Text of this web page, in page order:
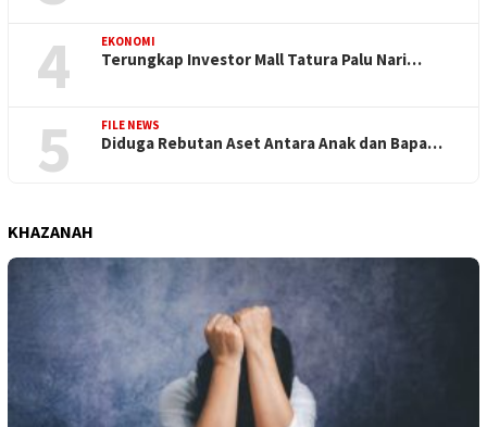
4 EKONOMI
Terungkap Investor Mall Tatura Palu Nari…
5 FILE NEWS
Diduga Rebutan Aset Antara Anak dan Bapa…
KHAZANAH